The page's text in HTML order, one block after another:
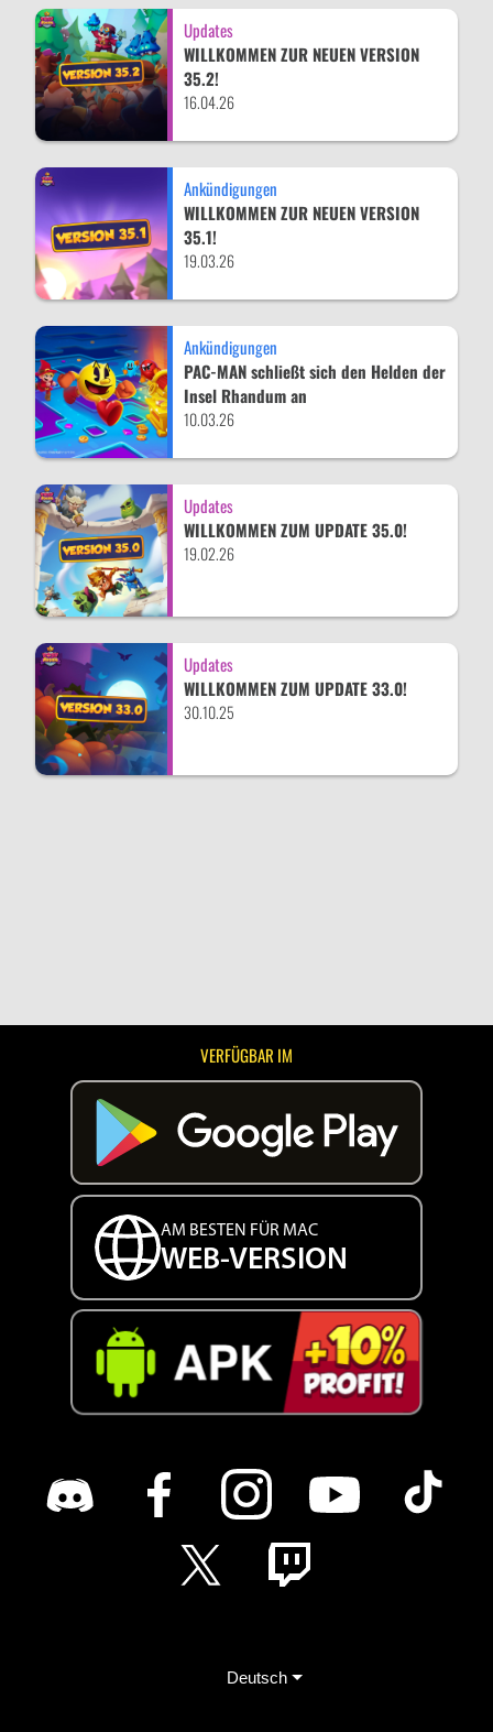
Updates
WILLKOMMEN ZUR NEUEN VERSION
35.2!
16.04.26
Ankündigungen
WILLKOMMEN ZUR NEUEN VERSION
35.1!
19.03.26
Ankündigungen
PAC-MAN schließt sich den Helden der
Insel Rhandum an
10.03.26
Updates
WILLKOMMEN ZUM UPDATE 35.0!
19.02.26
Updates
WILLKOMMEN ZUM UPDATE 33.0!
30.10.25
VERFÜGBAR IM
AM BESTEN FÜR MAC
WEB-VERSION
Deutsch